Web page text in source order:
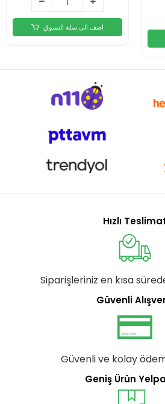
اضف الى سلة التسوق
Hızlı
Siparişleriniz en kısa
Güvenli
Güvenli ve kolay
Geniş Ürün